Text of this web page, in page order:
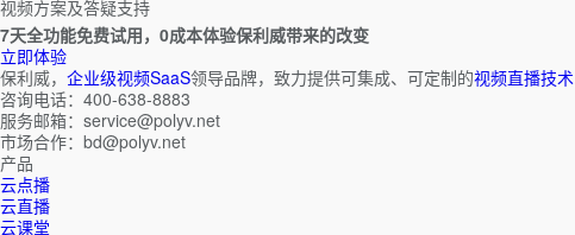
视频方案及答疑支持
7天全功能免费试用，0成本体验保利威带来的改变
立即体验
保利威， 企业级视频SaaS领导品牌，致力提供可集成、可定制的视频直播技术
咨询电话：400-638-8883
服务邮箱：service@polyv.net
市场合作：bd@polyv.net
产品
云点播
云直播
云课堂